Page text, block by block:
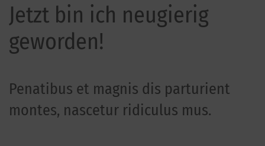
Jetzt bin ich neugierig
geworden!
Penatibus et magnis dis parturient
montes, nascetur ridiculus mus.